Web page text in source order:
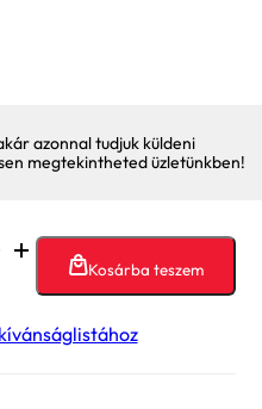
azonnal tudjuk küldeni
megtekintheted üzletünkben!
Kosárba teszem